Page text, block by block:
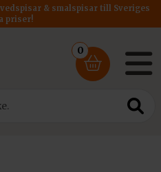
& smalspisar till Sveriges
priser!
0